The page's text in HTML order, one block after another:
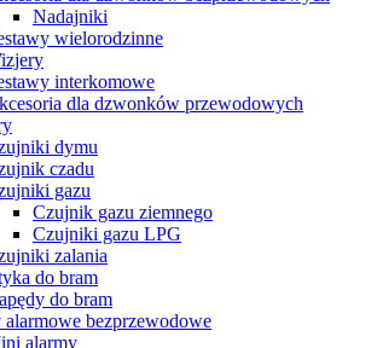
Nadajniki
wielorodzinne
interkomowe
dla dzwonków przewodowych
dymu
czadu
gazu
Czujnik gazu ziemnego
Czujniki gazu LPG
zalania
do bram
do bram
alarmowe bezprzewodowe
alarmy